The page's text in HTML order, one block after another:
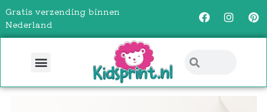
Gratis verzending binnen
Nederland